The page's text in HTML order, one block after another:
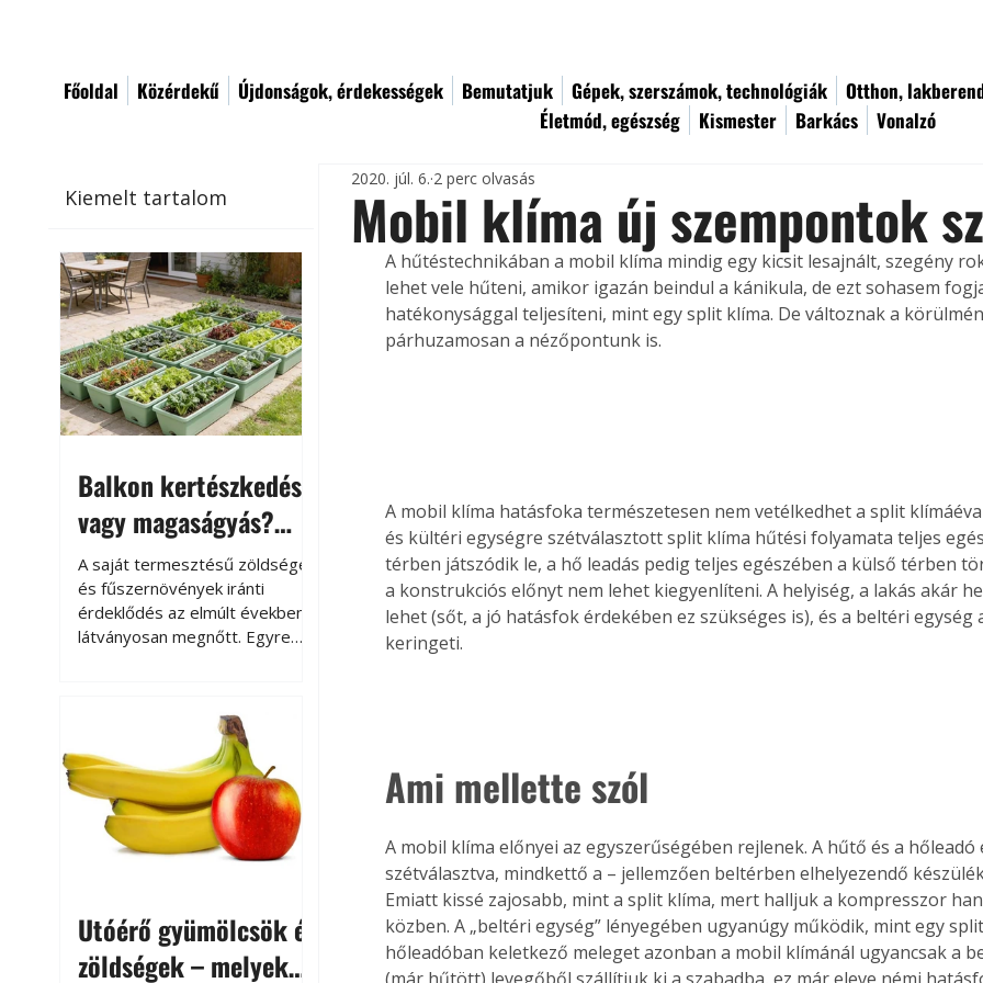
Főoldal Közérdekű Újdonságok, érdekességek Bemutatjuk Gépek, szerszámok, technológiák
Otthon,
Életmód, egészség
Kismester Barkács Vonalzó
Kiemelt tartalom
Balkon kertészkedés
vagy magaságyás?
Helytakarékos
kertészkedés
A saját termesztésű zöldségek
és fűszernövények iránti
érdeklődés az elmúlt években
látványosan megnőtt. Egyre
kertészkedés sokak számára
kikapcsolódást és feltöltődést
is jelent.
Utóérő gyümölcsök és
zöldségek – melyek
Mobil klíma új szempontok
2020. júl. 6. 2 perc olvasás
A hűtéstechnikában a mobil klíma mindig egy kicsit lesajnált, szegény
lehet vele hűteni, amikor igazán beindul a kánikula, de ezt sohasem
hatékonysággal teljesíteni, mint egy split klíma. De változnak a
párhuzamosan a nézőpontunk is.
A mobil klíma hatásfoka természetesen nem vetélkedhet a split
és kültéri egységre szétválasztott split klíma hűtési folyamata teljes
térben játszódik le, a hő leadás pedig teljes egészében a külső térben
a konstrukciós előnyt nem lehet kiegyenlíteni. A helyiség, a lakás akár
lehet (sőt, a jó hatásfok érdekében ez szükséges is), és a beltéri
keringeti.
Ami mellette szól
A mobil klíma előnyei az egyszerűségében rejlenek. A hűtő és a
szétválasztva, mindkettő a – jellemzően beltérben elhelyezendő
Emiatt kissé zajosabb, mint a split klíma, mert halljuk a kompresszor
közben. A „beltéri egység” lényegében ugyanúgy működik, mint egy
hőleadóban keletkező meleget azonban a mobil klímánál ugyancsak a
(már hűtött) levegőből szállítjuk ki a szabadba, ez már eleve némi